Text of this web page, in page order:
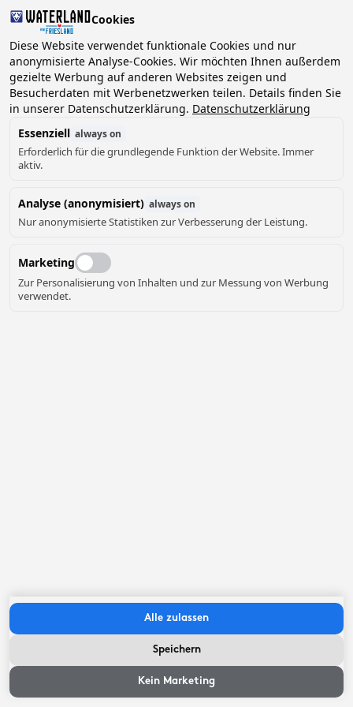
Cookies
Diese Website verwendet funktionale Cookies und nur
anonymisierte Analyse-Cookies. Wir möchten Ihnen außerdem
gezielte Werbung auf anderen Websites zeigen und
Besucherdaten mit Werbenetzwerken teilen. Details finden Sie
in unserer Datenschutzerklärung. Datenschutzerklärung
Essenziell always on
Erforderlich für die grundlegende Funktion der Website. Immer
aktiv.
Analyse (anonymisiert) always on
Nur anonymisierte Statistiken zur Verbesserung der Leistung.
Marketing
Zur Personalisierung von Inhalten und zur Messung von Werbung
verwendet.
Kein Marketing
Speichern
Alle zulassen